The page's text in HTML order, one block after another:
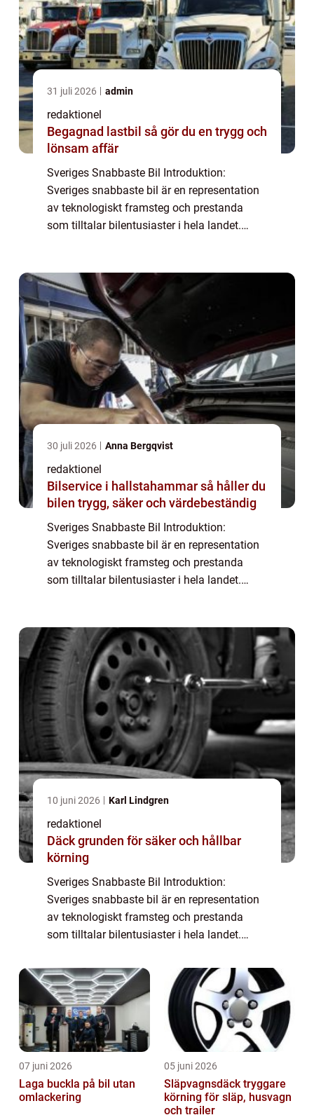
31 juli 2026 admin
redaktionel
Begagnad lastbil så gör du en trygg och
lönsam affär
Sveriges Snabbaste Bil Introduktion:
Sveriges snabbaste bil är en representation
av teknologiskt framsteg och prestanda
som tilltalar bilentusiaster i hela landet.
snabbast...
30 juli 2026 Anna Bergqvist
redaktionel
Bilservice i hallstahammar så håller du
bilen trygg, säker och värdebeständig
Sveriges Snabbaste Bil Introduktion:
Sveriges snabbaste bil är en representation
av teknologiskt framsteg och prestanda
som tilltalar bilentusiaster i hela landet.
snabbast...
10 juni 2026 Karl Lindgren
redaktionel
Däck grunden för säker och hållbar
körning
Sveriges Snabbaste Bil Introduktion:
Sveriges snabbaste bil är en representation
av teknologiskt framsteg och prestanda
som tilltalar bilentusiaster i hela landet.
bilmodeller som har fått rykte som Sveriges
snabbast...
07 juni 2026
Laga buckla på bil utan
omlackering
05 juni 2026
Släpvagnsdäck tryggare
körning för släp, husvagn
och trailer